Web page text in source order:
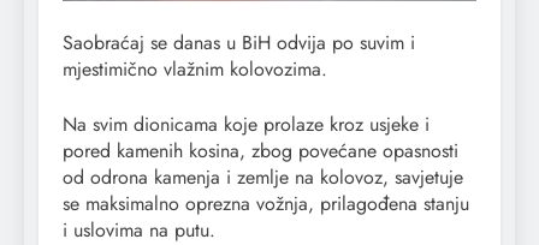
Saobraćaj se danas u BiH odvija po suvim i
mjestimično vlažnim kolovozima.
Na svim dionicama koje prolaze kroz usjeke i
pored kamenih kosina, zbog povećane opasnosti
od odrona kamenja i zemlje na kolovoz, savjetuje
se maksimalno oprezna vožnja, prilagođena stanju
i uslovima na putu.